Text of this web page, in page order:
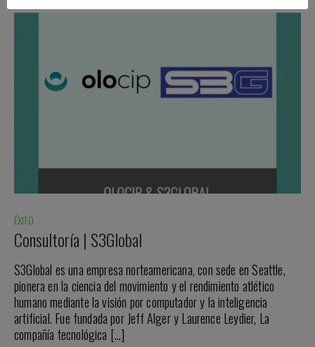
ÉXITO
Consultoría | S3Global
S3Global es una empresa norteamericana, con sede en Seattle,
pionera en la ciencia del movimiento y el rendimiento atlético
humano mediante la visión por computador y la inteligencia
artificial. Fue fundada por Jeff Alger y Laurence Leydier, La
compañía tecnológica […]